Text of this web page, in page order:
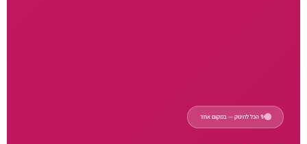
✨ הכל לתינוק — במקום אחד